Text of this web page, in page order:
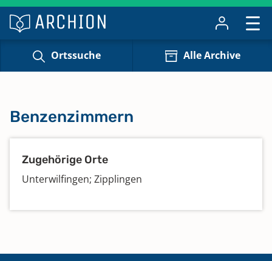
Ortssuche Alle Archive
Benzenzimmern
Zugehörige Orte
Unterwilfingen; Zipplingen